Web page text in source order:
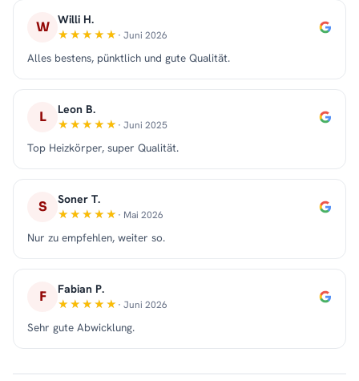
W Willi H.
· Juni 2026
Alles bestens, pünktlich und gute Qualität.
L Leon B.
· Juni 2025
Top Heizkörper, super Qualität.
S Soner T.
· Mai 2026
Nur zu empfehlen, weiter so.
F Fabian P.
· Juni 2026
Sehr gute Abwicklung.